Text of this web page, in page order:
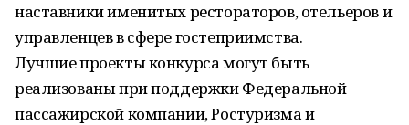
наставники именитых рестораторов, отельеров и
управленцев в сфере гостеприимства.
Лучшие проекты конкурса могут быть
реализованы при поддержки Федеральной
пассажирской компании, Ростуризма и